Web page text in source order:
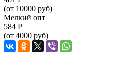
(от 10000 руб)
Мелкий опт
584 Р
(от 4000 руб)